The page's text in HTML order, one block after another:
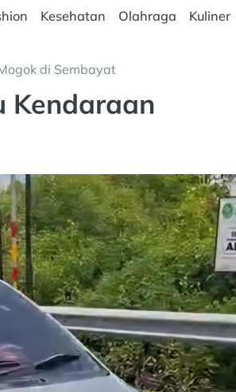
Kesehatan Olahraga Kuliner
di Sembayat
Kendaraan